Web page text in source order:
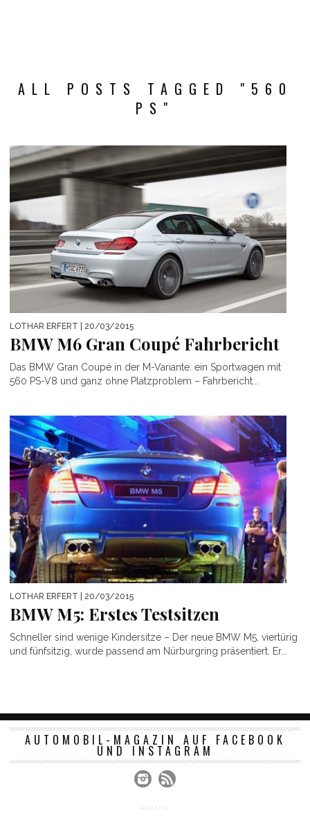
ALL POSTS TAGGED "560
PS"
LOTHAR ERFERT | 20/03/2015
BMW M6 Gran Coupé Fahrbericht
Das BMW Gran Coupé in der M-Variante: ein Sportwagen mit
560 PS-V8 und ganz ohne Platzproblem – Fahrbericht...
LOTHAR ERFERT | 20/03/2015
BMW M5: Erstes Testsitzen
Schneller sind wenige Kindersitze – Der neue BMW M5, viertürig
und fünfsitzig, wurde passend am Nürburgring präsentiert. Er...
AUTOMOBIL-MAGAZIN AUF FACEBOOK
UND INSTAGRAM
ANZEIGE